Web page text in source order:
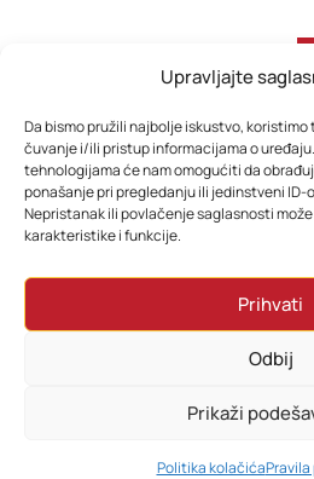
Upravljajte
Da bismo pružili najbolje iskustvo,
čuvanje i/ili pristup informacijama o
tehnologijama će nam omogućiti da
ponašanje pri pregledanju ili jedinstveni ID-
Nepristanak ili povlačenje saglasnosti
karakteristike i funkcije.
Prihvati
Odbij
Prikaži
Politika kolačića
-
PRETRAŽI